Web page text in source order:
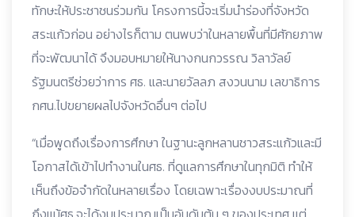
ทักษะให้ประชาชนร่วมกัน โครงการนี้จะเริ่มนำร่องที่จังหวัด
สระแก้วก่อน อย่างไรก็ตาม ตนพบว่าในหลายพื้นที่มีศักยภาพ
ที่จะพัฒนาได้ จึงมอบหมายให้นางกนกวรรณ วิลาวัลย์
รัฐมนตรีช่วยว่าการ ศธ. และนายวัลลภ สงวนนาม เลขาธิการ
กศน.ไปขยายผลไปจังหวัดอื่นๆ ต่อไป
“เมื่อพูดถึงเรื่องการศึกษา ในฐานะลูกหลานชาวสระแก้วและมี
โอกาสได้เข้าไปทำงานในศธ. ที่ดูแลการศึกษาในทุกมิติ ทำให้
เห็นถึงข้อจำกัดในหลายเรื่อง โดยเฉพาะเรื่องงบประมาณที่